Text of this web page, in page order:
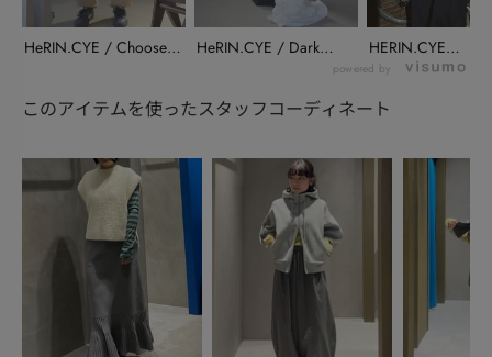
HeRIN.CYE / Choose
HeRIN.CYE / Dark
HERIN.CYE
INSTALIVE(...
powered by
このアイテムを使ったスタッフコーディネート